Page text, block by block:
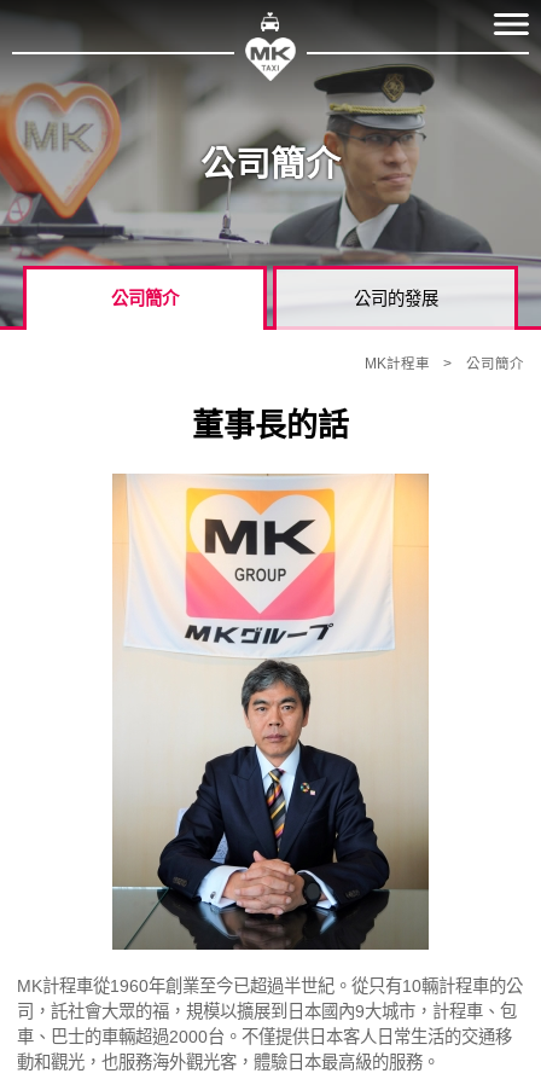
公司簡介
公司簡介 公司的發展
MK計程車 公司簡介
董事長的話
MK計程車從1960年創業至今已超過半世紀。從只有10輛計程車的公
司，託社會大眾的福，規模以擴展到日本國內9大城市，計程車、包
車、巴士的車輛超過2000台。不僅提供日本客人日常生活的交通移
動和觀光，也服務海外觀光客，體驗日本最高級的服務。